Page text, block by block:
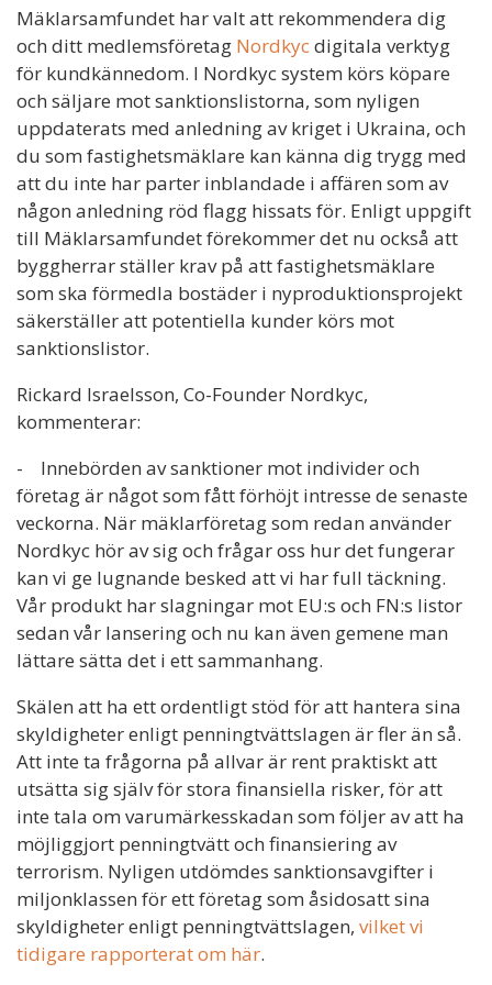
Mäklarsamfundet har valt att rekommendera dig
och ditt medlemsföretag Nordkycdigitala verktyg
för kundkännedom. I Nordkyc system körs köpare
och säljare mot sanktionslistorna, som nyligen
uppdaterats med anledning av kriget i Ukraina, och
du som fastighetsmäklare kan känna dig trygg med
att du inte har parter inblandade i affären som av
någon anledning röd flagg hissats för. Enligt uppgift
till Mäklarsamfundet förekommer det nu också att
byggherrar ställer krav på att fastighetsmäklare
som ska förmedla bostäder i nyproduktionsprojekt
säkerställer att potentiella kunder körs mot
sanktionslistor.
Rickard Israelsson, Co-Founder Nordkyc,
kommenterar:
- Innebörden av sanktioner mot individer och
företag är något som fått förhöjt intresse de senaste
veckorna. När mäklarföretag som redan använder
Nordkyc hör av sig och frågar oss hur det fungerar
kan vi ge lugnande besked att vi har full täckning.
Vår produkt har slagningar mot EU:s och FN:s listor
sedan vår lansering och nu kan även gemene man
lättare sätta det i ett sammanhang.
Skälen att ha ett ordentligt stöd för att hantera sina
skyldigheter enligt penningtvättslagen är fler än så.
Att inte ta frågorna på allvar är rent praktiskt att
utsätta sig själv för stora finansiella risker, för att
inte tala om varumärkesskadan som följer av att ha
möjliggjort penningtvätt och finansiering av
terrorism. Nyligen utdömdes sanktionsavgifter i
miljonklassen för ett företag som åsidosatt sina
skyldigheter enligt penningtvättslagen, vilket vi
tidigare rapporterat om här.